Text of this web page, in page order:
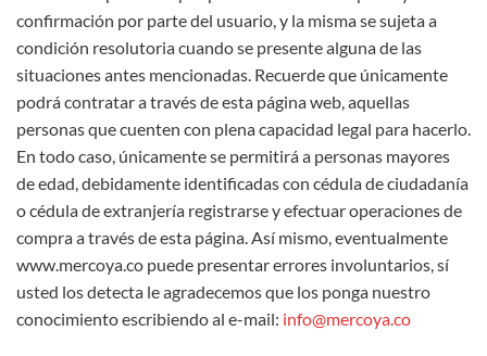
confirmación por parte del usuario, y la misma se sujeta a
condición resolutoria cuando se presente alguna de las
situaciones antes mencionadas. Recuerde que únicamente
podrá contratar a través de esta página web, aquellas
personas que cuenten con plena capacidad legal para hacerlo.
En todo caso, únicamente se permitirá a personas mayores
de edad, debidamente identificadas con cédula de ciudadanía
o cédula de extranjería registrarse y efectuar operaciones de
compra a través de esta página. Así mismo, eventualmente
www.mercoya.co puede presentar errores involuntarios, sí
usted los detecta le agradecemos que los ponga nuestro
conocimiento escribiendo al e-mail: info@mercoya.co